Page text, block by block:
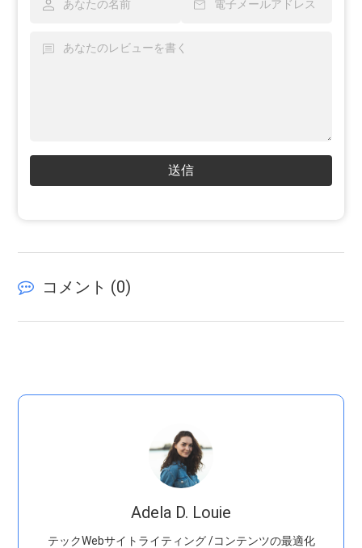
送信
コメント (0)
Adela D. Louie
テックWebサイトライティング /コンテンツの最適化